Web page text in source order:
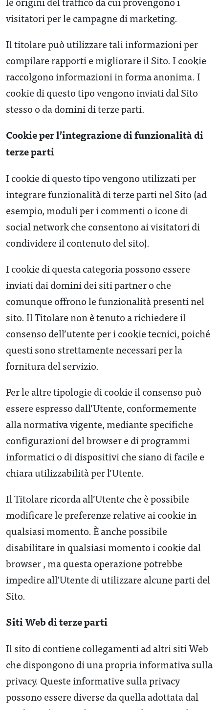
visitatori per le campagne di marketing.
Il titolare può utilizzare tali informazioni per
compilare rapporti e migliorare il Sito. I cookie
raccolgono informazioni in forma anonima. I
cookie di questo tipo vengono inviati dal Sito
stesso o da domini di terze parti.
Cookie per l’integrazione di funzionalità di
terze parti
I cookie di questo tipo vengono utilizzati per
integrare funzionalità di terze parti nel Sito (ad
esempio, moduli per i commenti o icone di
social network che consentono ai visitatori di
condividere il contenuto del sito).
I cookie di questa categoria possono essere
inviati dai domini dei siti partner o che
comunque offrono le funzionalità presenti nel
sito. Il Titolare non è tenuto a richiedere il
consenso dell’utente per i cookie tecnici, poiché
questi sono strettamente necessari per la
fornitura del servizio.
Per le altre tipologie di cookie il consenso può
essere espresso dall’Utente, conformemente
alla normativa vigente, mediante specifiche
configurazioni del browser e di programmi
informatici o di dispositivi che siano di facile e
chiara utilizzabilità per l’Utente.
Il Titolare ricorda all’Utente che è possibile
modificare le preferenze relative ai cookie in
qualsiasi momento. È anche possibile
disabilitare in qualsiasi momento i cookie dal
browser , ma questa operazione potrebbe
impedire all’Utente di utilizzare alcune parti del
Sito.
Siti Web di terze parti
Il sito di contiene collegamenti ad altri siti Web
che dispongono di una propria informativa sulla
privacy. Queste informative sulla privacy
possono essere diverse da quella adottata dal